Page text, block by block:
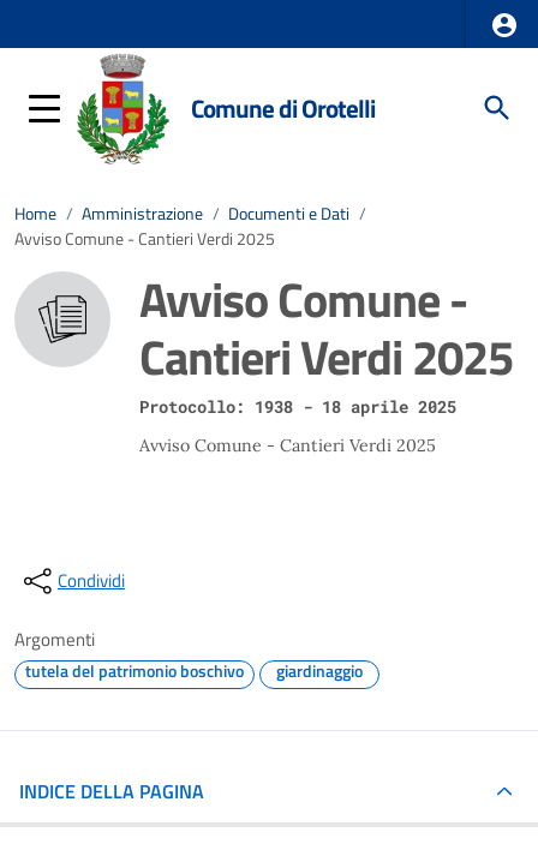
Comune di Orotelli
Home / Amministrazione / Documenti e Dati /
Avviso Comune - Cantieri Verdi 2025
Avviso Comune -
Cantieri Verdi 2025
Protocollo: 1938 - 18 aprile 2025
Avviso Comune - Cantieri Verdi 2025
Condividi
Argomenti
tutela del patrimonio boschivo giardinaggio
INDICE DELLA PAGINA